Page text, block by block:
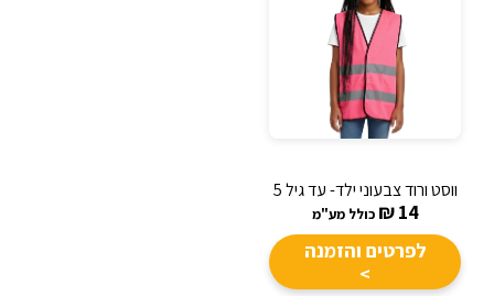
ווסט ורוד צבעוני ילד- עד גיל 5
14
₪ כולל מע"מ
לפרטים והזמנה
>